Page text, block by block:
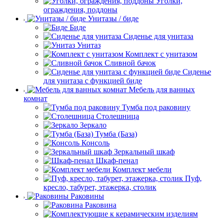
ограждения, поддоны
Унитазы / биде
Биде
Сиденье для унитаза
Унитаз
Комплект с унитазом
Сливной бачок
Сиденье
для унитаза с функцией биде
Мебель для ванных
комнат
Тумба под раковину
Столешница
Зеркало
Тумба (База)
Консоль
Зеркальный шкаф
Шкаф-пенал
Комплект мебели
Пуф,
кресло, табурет, этажерка, столик
Раковины
Раковина